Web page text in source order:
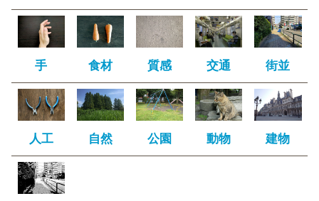
手 食材 質感 交通 街並
人工 自然 公園 動物 建物